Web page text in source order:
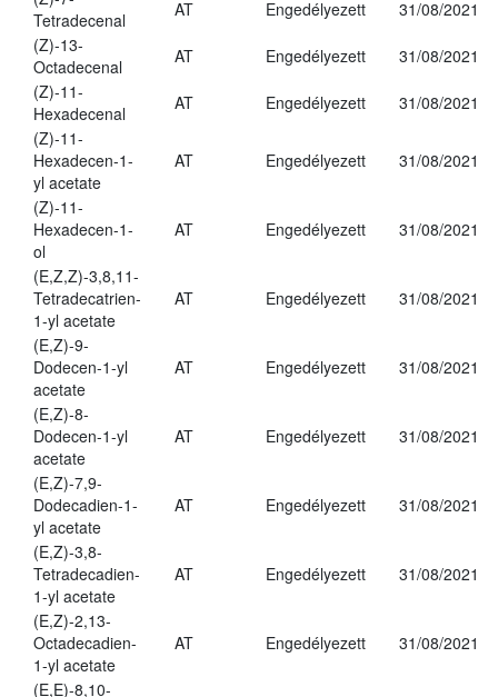
Tetradecenal
AT Engedélyezett
31/08/2021
(Z)-13-
Octadecenal
AT Engedélyezett
31/08/2021
(Z)-11-
Hexadecenal
AT Engedélyezett
31/08/2021
(Z)-11-
Hexadecen-1-
yl acetate
AT Engedélyezett 31/08/2021
(Z)-11-
Hexadecen-1-
ol
AT Engedélyezett 31/08/2021
(E,Z,Z)-3,8,11-
Tetradecatrien-
1-yl acetate
AT Engedélyezett 31/08/2021
(E,Z)-9-
Dodecen-1-yl
acetate
AT Engedélyezett 31/08/2021
(E,Z)-8-
Dodecen-1-yl
acetate
AT Engedélyezett 31/08/2021
(E,Z)-7,9-
Dodecadien-1-
yl acetate
AT Engedélyezett 31/08/2021
(E,Z)-3,8-
Tetradecadien-
1-yl acetate
AT Engedélyezett 31/08/2021
(E,Z)-2,13-
Octadecadien-
1-yl acetate
AT Engedélyezett 31/08/2021
(E,E)-8,10-